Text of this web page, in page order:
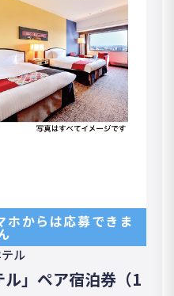
からは応募できま
ル
ル」ペア宿泊券（1